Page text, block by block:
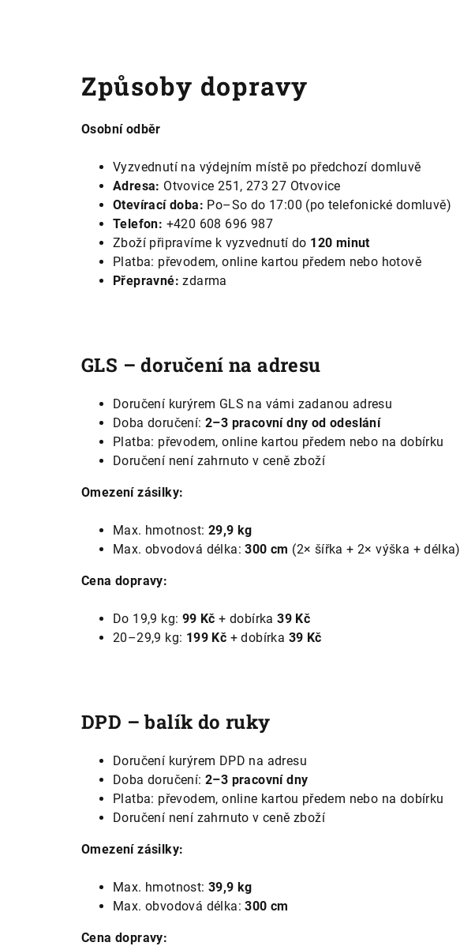
Způsoby dopravy
Osobní odběr
Vyzvednutí na výdejním místě po předchozí domluvě
Adresa: Otvovice 251, 273 27 Otvovice
Otevírací doba: Po–So do 17:00 (po telefonické domluvě)
Telefon: +420 608 696 987
Zboží připravíme k vyzvednutí do 120 minut
Platba: převodem, online kartou předem nebo hotově
Přepravné: zdarma
GLS – doručení na adresu
Doručení kurýrem GLS na vámi zadanou adresu
Doba doručení: 2–3 pracovní dny od odeslání
Platba: převodem, online kartou předem nebo na dobírku
Doručení není zahrnuto v ceně zboží
Omezení zásilky:
Max. hmotnost: 29,9 kg
Max. obvodová délka:300 cm (2× šířka + 2× výška + délka)
Cena dopravy:
Do 19,9 kg: 99 Kč + dobírka39 Kč
20–29,9 kg: 199 Kč + dobírka 39 Kč
DPD – balík do ruky
Doručení kurýrem DPD na adresu
Doba doručení: 2–3 pracovní dny
Platba: převodem, online kartou předem nebo na dobírku
Doručení není zahrnuto v ceně zboží
Omezení zásilky:
Max. hmotnost: 39,9 kg
Max. obvodová délka:300 cm
Cena dopravy: